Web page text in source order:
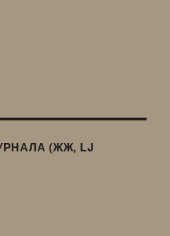
(ЖЖ, LJ